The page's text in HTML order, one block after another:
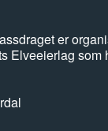
er
Elveeierlag som